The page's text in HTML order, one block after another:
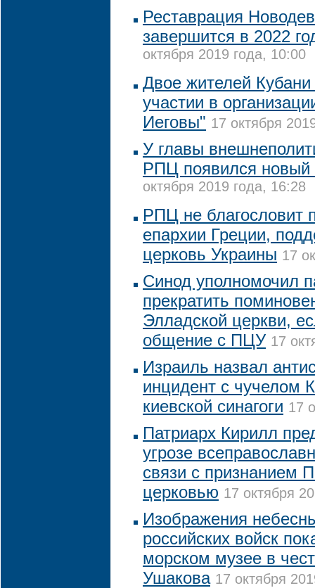
Реставрация
завершится в 2022
октября 2019 года, 10:00
Двое жителей
участии в
Иеговы" 17 октября
У главы
РПЦ появился новый
октября 2019 года, 16:28
РПЦ не благословит
епархии Греции,
церковь Украины 17
Синод уполномочил
прекратить
Элладской церкви,
общение с ПЦУ 17
Израиль назвал
инцидент с чучелом
киевской синагоги 17
Патриарх Кирилл
угрозе
связи с признанием
церковью 17 октября
Изображения
российских войск
морском музее в
Ушакова 17 октября